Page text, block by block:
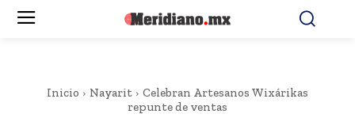
Inicio Nayarit
Celebran Artesanos Wixárikas
repunte de ventas